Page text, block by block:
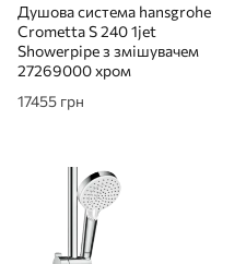
Душова система hansgrohe
Crometta S 240 1jet
Showerpipe з змішувачем
27269000 хром
17455 грн